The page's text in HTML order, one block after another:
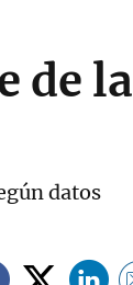
de la
datos